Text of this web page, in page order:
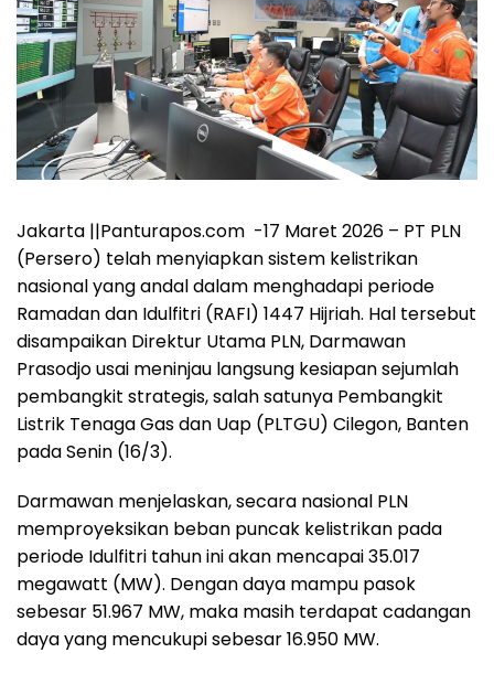
Jakarta ||Panturapos.com -17 Maret 2026 – PT PLN
(Persero) telah menyiapkan sistem kelistrikan
nasional yang andal dalam menghadapi periode
Ramadan dan Idulfitri (RAFI) 1447 Hijriah. Hal tersebut
disampaikan Direktur Utama PLN, Darmawan
Prasodjo usai meninjau langsung kesiapan sejumlah
pembangkit strategis, salah satunya Pembangkit
Listrik Tenaga Gas dan Uap (PLTGU) Cilegon, Banten
pada Senin (16/3).
Darmawan menjelaskan, secara nasional PLN
memproyeksikan beban puncak kelistrikan pada
periode Idulfitri tahun ini akan mencapai 35.017
megawatt (MW). Dengan daya mampu pasok
sebesar 51.967 MW, maka masih terdapat cadangan
daya yang mencukupi sebesar 16.950 MW.